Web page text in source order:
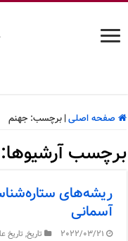
صفحه اصلی| برچسب:جهنم
برچسب
ریشه‌های
آسمانی
2022/03/21 تاریخ, تاریخ